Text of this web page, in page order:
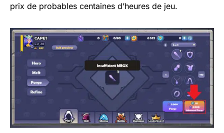
prix de probables centaines d’heures de jeu.